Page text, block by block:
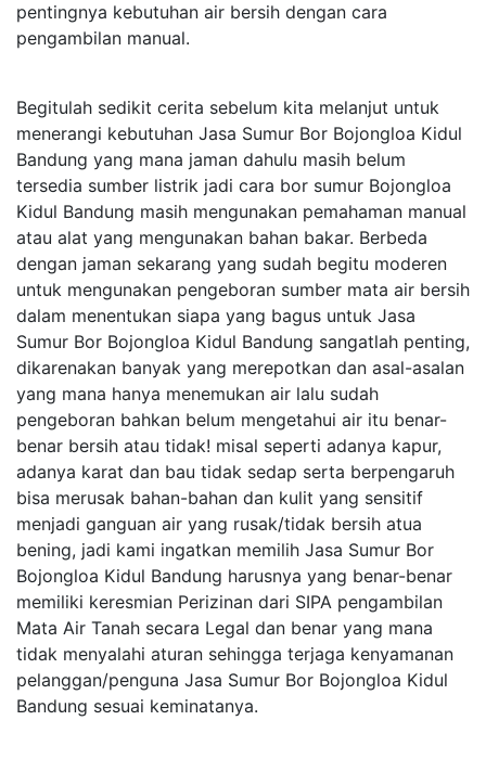
pentingnya kebutuhan air bersih dengan cara
pengambilan manual.
Begitulah sedikit cerita sebelum kita melanjut untuk
menerangi kebutuhan Jasa Sumur Bor Bojongloa Kidul
Bandung yang mana jaman dahulu masih belum
tersedia sumber listrik jadi cara bor sumur Bojongloa
Kidul Bandung masih mengunakan pemahaman manual
atau alat yang mengunakan bahan bakar. Berbeda
dengan jaman sekarang yang sudah begitu moderen
untuk mengunakan pengeboran sumber mata air bersih
dalam menentukan siapa yang bagus untuk Jasa
Sumur Bor Bojongloa Kidul Bandung sangatlah penting,
dikarenakan banyak yang merepotkan dan asal-asalan
yang mana hanya menemukan air lalu sudah
pengeboran bahkan belum mengetahui air itu benar-
benar bersih atau tidak! misal seperti adanya kapur,
adanya karat dan bau tidak sedap serta berpengaruh
bisa merusak bahan-bahan dan kulit yang sensitif
menjadi ganguan air yang rusak/tidak bersih atua
bening, jadi kami ingatkan memilih Jasa Sumur Bor
Bojongloa Kidul Bandung harusnya yang benar-benar
memiliki keresmian Perizinan dari SIPA pengambilan
Mata Air Tanah secara Legal dan benar yang mana
tidak menyalahi aturan sehingga terjaga kenyamanan
pelanggan/penguna Jasa Sumur Bor Bojongloa Kidul
Bandung sesuai keminatanya.